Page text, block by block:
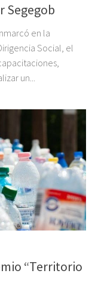
Segegob
en la
Social, el
un...
“Territorio